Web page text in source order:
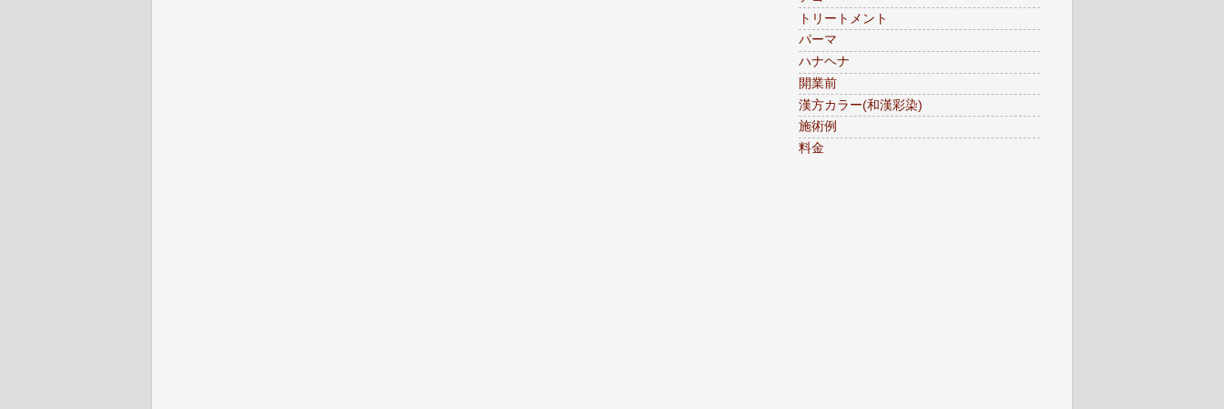
トリートメント
パーマ
ハナヘナ
開業前
漢方カラー(和漢彩染)
施術例
料金